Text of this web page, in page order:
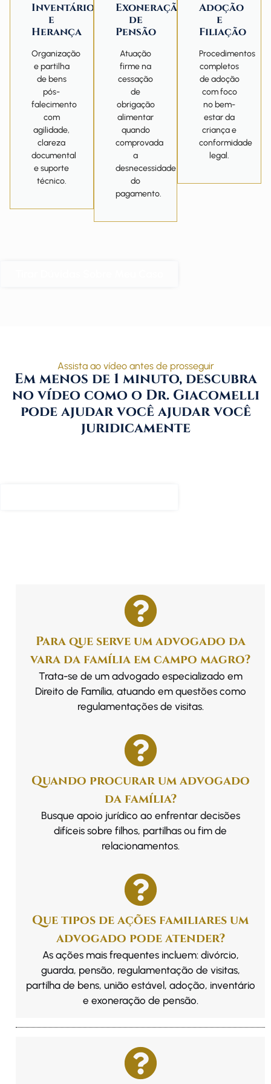
Inventário
e
Herança
Organização
e partilha
de bens
pós-
falecimento
com
agilidade,
clareza
documental
e suporte
técnico.
Exoneração
de
Pensão
Atuação
firme na
cessação
de
obrigação
alimentar
quando
comprovada
a
desnecessidade
do
pagamento.
Adoção
e
Filiação
Procedimentos
completos
de adoção
com foco
no bem-
estar da
criança e
conformidade
legal.
Assista ao vídeo antes de prosseguir
Em menos de 1 minuto, descubra
no vídeo como o Dr. Giacomelli
pode ajudar você ajudar você
juridicamente
Para que serve um advogado da
vara da família em campo magro?
Trata-se de um advogado especializado em
Direito de Família, atuando em questões como
regulamentações de visitas.
Quando procurar um advogado
da família?
Busque apoio jurídico ao enfrentar decisões
difíceis sobre filhos, partilhas ou fim de
relacionamentos.
Que tipos de ações familiares um
advogado pode atender?
As ações mais frequentes incluem: divórcio,
guarda, pensão, regulamentação de visitas,
partilha de bens, união estável, adoção, inventário
e exoneração de pensão.